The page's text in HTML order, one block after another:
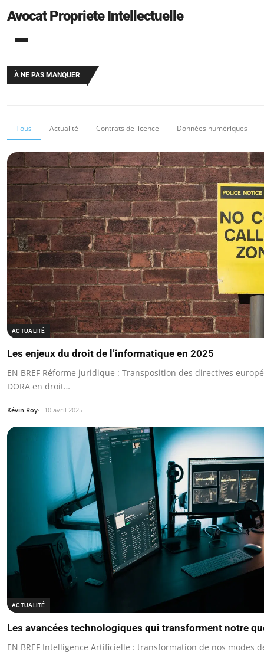
Avocat Propriete Intellectuelle
À NE PAS MANQUER
Tous Actualité Contrats de licence Données numériques
ACTUALITÉ
Les enjeux du droit de l’informatique en 2025
EN BREF Réforme juridique : Transposition des directives
DORA en droit…
Kévin Roy 10 avril 2025
ACTUALITÉ
Les avancées technologiques qui transforment notre
EN BREF Intelligence Artificielle : transformation de nos modes